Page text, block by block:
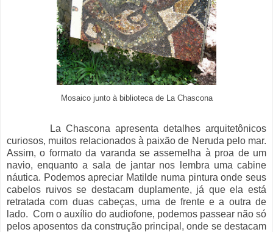
Mosaico junto à biblioteca de La Chascona
La Chascona apresenta detalhes arquitetônicos
curiosos, muitos relacionados à paixão de Neruda pelo mar.
Assim, o formato da varanda se assemelha à proa de um
navio, enquanto a sala de jantar nos lembra uma cabine
náutica. Podemos apreciar Matilde numa pintura onde seus
cabelos ruivos se destacam duplamente, já que ela está
retratada com duas cabeças, uma de frente e a outra de
lado. Com o auxílio do audiofone, podemos passear não só
pelos aposentos da construção principal, onde se destacam